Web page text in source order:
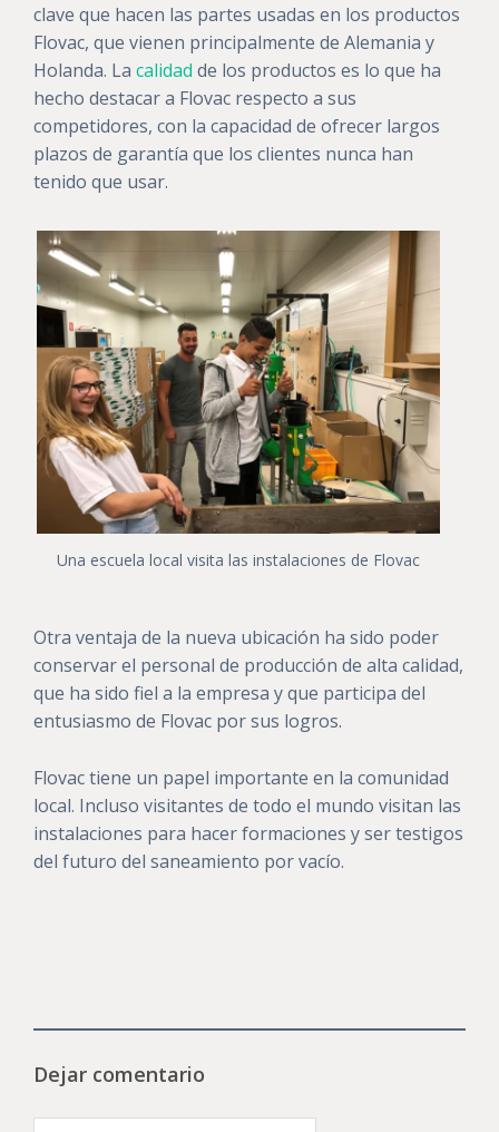
clave que hacen las partes usadas en los productos
Flovac, que vienen principalmente de Alemania y
Holanda. La calidad de los productos es lo que ha
hecho destacar a Flovac respecto a sus
competidores, con la capacidad de ofrecer largos
plazos de garantía que los clientes nunca han
tenido que usar.
Una escuela local visita las instalaciones de Flovac
Otra ventaja de la nueva ubicación ha sido poder
conservar el personal de producción de alta calidad,
que ha sido fiel a la empresa y que participa del
entusiasmo de Flovac por sus logros.
Flovac tiene un papel importante en la comunidad
local. Incluso visitantes de todo el mundo visitan las
instalaciones para hacer formaciones y ser testigos
del futuro del saneamiento por vacío.
Dejar comentario